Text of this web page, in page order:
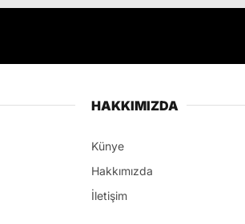
HAKKIMIZDA
Künye
Hakkımızda
İletişim